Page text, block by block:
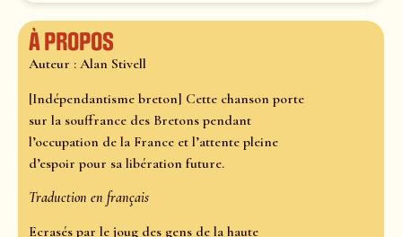
À propos
Auteur : Alan Stivell
[Indépendantisme breton] Cette chanson porte
sur la souffrance des Bretons pendant
l’occupation de la France et l’attente pleine
d’espoir pour sa libération future.
Traduction en français
Ecrasés par le joug des gens de la haute